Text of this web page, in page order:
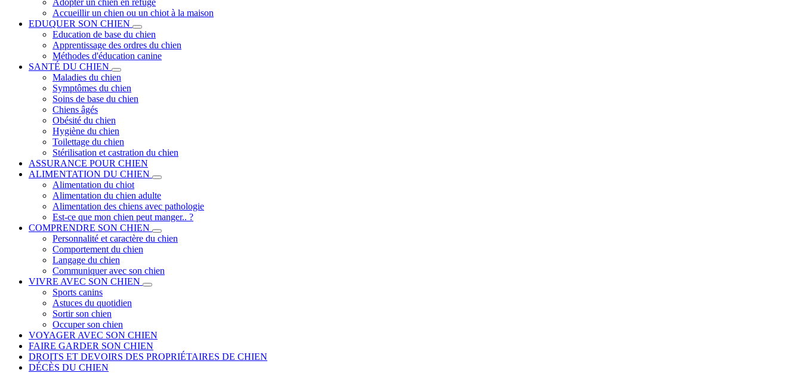
Adopter un chien en refuge
Accueillir un chien ou un chiot à la maison
EDUQUER SON CHIEN
Education de base du chien
Apprentissage des ordres du chien
Méthodes d'éducation canine
SANTÉ DU CHIEN
Maladies du chien
Symptômes du chien
Soins de base du chien
Chiens âgés
Obésité du chien
Hygiène du chien
Toilettage du chien
Stérilisation et castration du chien
ASSURANCE POUR CHIEN
ALIMENTATION DU CHIEN
Alimentation du chiot
Alimentation du chien adulte
Alimentation des chiens avec pathologie
Est-ce que mon chien peut manger.. ?
COMPRENDRE SON CHIEN
Personnalité et caractère du chien
Comportement du chien
Langage du chien
Communiquer avec son chien
VIVRE AVEC SON CHIEN
Sports canins
Astuces du quotidien
Sortir son chien
Occuper son chien
VOYAGER AVEC SON CHIEN
FAIRE GARDER SON CHIEN
DROITS ET DEVOIRS DES PROPRIÉTAIRES DE CHIEN
DÉCÈS DU CHIEN